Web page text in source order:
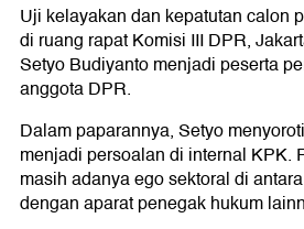
Uji kelayakan dan kepatutan calon
di ruang rapat Komisi III DPR,
Setyo Budiyanto menjadi peserta
anggota DPR.
Dalam paparannya, Setyo
menjadi persoalan di internal KPK.
masih adanya ego sektoral di
dengan aparat penegak hukum